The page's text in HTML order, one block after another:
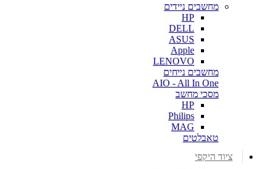
מחשבים ניידים
HP
DELL
ASUS
Apple
LENOVO
מחשבים נייחים
AIO - All In One
מסכי מחשב
HP
Philips
MAG
טאבלטים
ציוד היקפי